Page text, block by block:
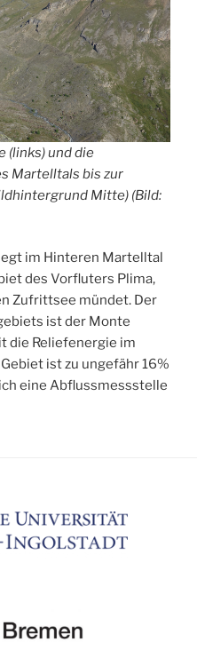
(links) und die
Martelltals bis zur
Mitte) (Bild:
im Hinteren Martelltal
des Vorfluters Plima,
Zufrittsee mündet. Der
ist der Monte
die Reliefenergie im
ist zu ungefähr 16%
eine Abflussmessstelle